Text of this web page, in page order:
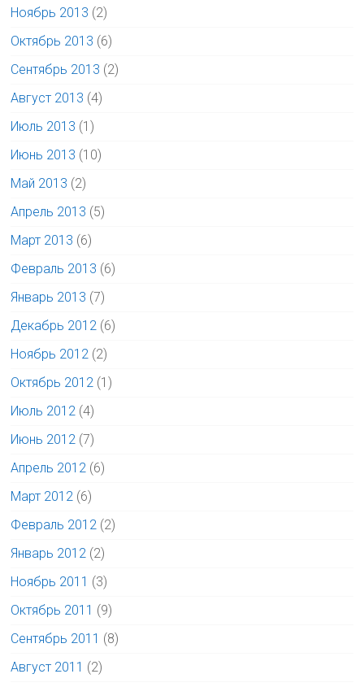
Ноябрь 2013 (2)
Октябрь 2013 (6)
Сентябрь 2013 (2)
Август 2013 (4)
Июль 2013 (1)
Июнь 2013 (10)
Май 2013 (2)
Апрель 2013 (5)
Март 2013 (6)
Февраль 2013 (6)
Январь 2013 (7)
Декабрь 2012 (6)
Ноябрь 2012 (2)
Октябрь 2012 (1)
Июль 2012 (4)
Июнь 2012 (7)
Апрель 2012 (6)
Март 2012 (6)
Февраль 2012 (2)
Январь 2012 (2)
Ноябрь 2011 (3)
Октябрь 2011 (9)
Сентябрь 2011 (8)
Август 2011 (2)